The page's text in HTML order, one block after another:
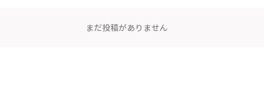
まだ投稿がありません